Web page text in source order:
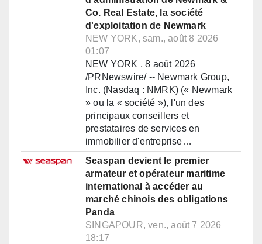
Co. Real Estate, la société
d'exploitation de Newmark
NEW YORK, sam., août 8 2026
01:07
NEW YORK , 8 août 2026
/PRNewswire/ -- Newmark Group,
Inc. (Nasdaq : NMRK) (« Newmark
» ou la « société »), l'un des
principaux conseillers et
prestataires de services en
immobilier d'entreprise…
Seaspan devient le premier
armateur et opérateur maritime
international à accéder au
marché chinois des obligations
Panda
SINGAPOUR, ven., août 7 2026
18:17